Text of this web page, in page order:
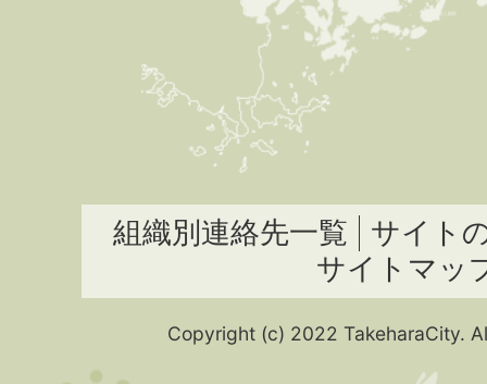
組織別連絡先一覧
サイト
サイトマッ
Copyright (c) 2022 TakeharaCity.